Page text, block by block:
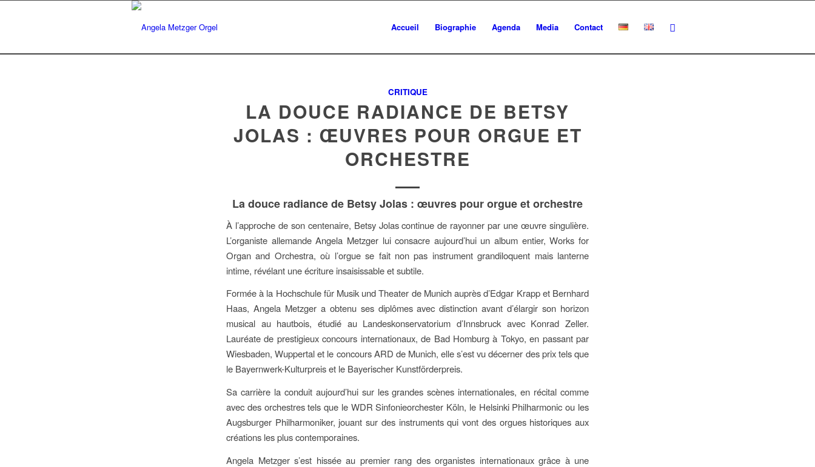
Accueil Biographie Agenda Media Contact
CRITIQUE
LA DOUCE RADIANCE DE BETSY
JOLAS : ŒUVRES POUR ORGUE ET
ORCHESTRE
La douce radiance de Betsy Jolas : œuvres pour orgue et orchestre
À l’approche de son centenaire, Betsy Jolas continue de rayonner par une œuvre singulière.
L’organiste allemande Angela Metzger lui consacre aujourd’hui un album entier, Works for
Organ and Orchestra, où l’orgue se fait non pas instrument grandiloquent mais lanterne
intime, révélant une écriture insaisissable et subtile.
Formée à la Hochschule für Musik und Theater de Munich auprès d’Edgar Krapp et Bernhard
Haas, Angela Metzger a obtenu ses diplômes avec distinction avant d’élargir son horizon
musical au hautbois, étudié au Landeskonservatorium d’Innsbruck avec Konrad Zeller.
Lauréate de prestigieux concours internationaux, de Bad Homburg à Tokyo, en passant par
Wiesbaden, Wuppertal et le concours ARD de Munich, elle s’est vu décerner des prix tels que
le Bayernwerk-Kulturpreis et le Bayerischer Kunstförderpreis.
Sa carrière la conduit aujourd’hui sur les grandes scènes internationales, en récital comme
avec des orchestres tels que le WDR Sinfonieorchester Köln, le Helsinki Philharmonic ou les
Augsburger Philharmoniker, jouant sur des instruments qui vont des orgues historiques aux
créations les plus contemporaines.
Angela Metzger s’est hissée au premier rang des organistes internationaux grâce à une